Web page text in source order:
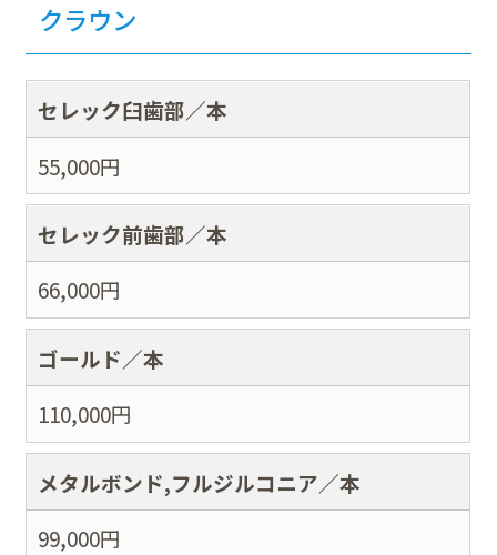
クラウン
セレック臼歯部／本
55,000円
セレック前歯部／本
66,000円
ゴールド／本
110,000円
メタルボンド,フルジルコニア／本
99,000円